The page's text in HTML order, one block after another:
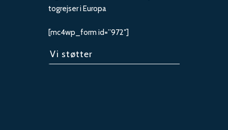
togrejser i Europa
[mc4wp_form id=”972″]
Vi støtter